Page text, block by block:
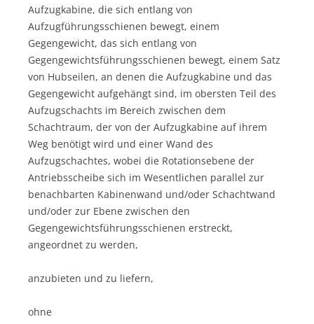
Aufzugkabine, die sich entlang von
Aufzugführungsschienen bewegt, einem
Gegengewicht, das sich entlang von
Gegengewichtsführungsschienen bewegt, einem Satz
von Hubseilen, an denen die Aufzugkabine und das
Gegengewicht aufgehängt sind, im obersten Teil des
Aufzugschachts im Bereich zwischen dem
Schachtraum, der von der Aufzugkabine auf ihrem
Weg benötigt wird und einer Wand des
Aufzugschachtes, wobei die Rotationsebene der
Antriebsscheibe sich im Wesentlichen parallel zur
benachbarten Kabinenwand und/oder Schachtwand
und/oder zur Ebene zwischen den
Gegengewichtsführungsschienen erstreckt,
angeordnet zu werden,
anzubieten und zu liefern,
ohne